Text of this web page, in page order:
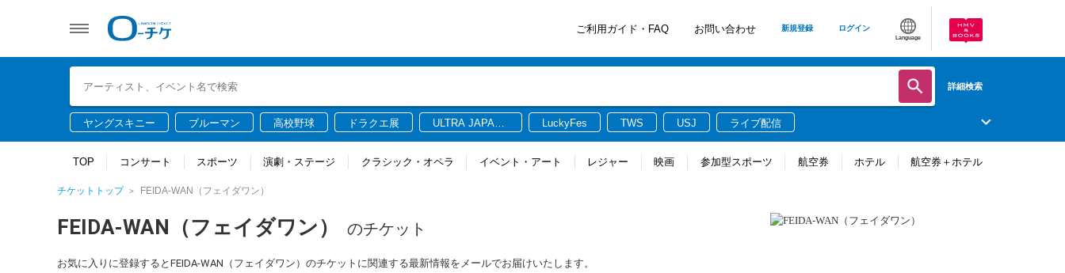
ご利用ガイド・FAQ お問い合わせ 新規登録 ログイン
Language
詳細検索
ヤングスキニー ブルーマン 高校野球 ドラクエ展
ULTRA JAPAN
LuckyFes TWS USJ ライブ配信
TOP コンサート スポーツ 演劇・ステージ クラシック・オペラ イベント・アート レジャー 映画 参加型スポーツ 航空券 ホテル 航空券＋ホテル
チケットトップ FEIDA-WAN（フェイダワン）
FEIDA-WAN（フェイダワン） のチケット
お気に入りに登録するとFEIDA-WAN（フェイダワン）のチケットに関連する最新情報をメールでお届けいたします。